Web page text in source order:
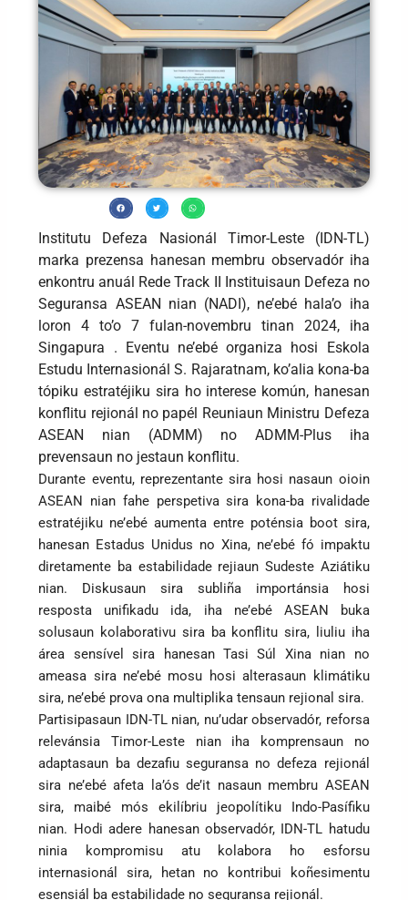
Institutu Defeza Nasionál Timor-Leste (IDN-TL)
marka prezensa hanesan membru observadór iha
enkontru anuál Rede Track II Instituisaun Defeza no
Seguransa ASEAN nian (NADI), ne’ebé hala’o iha
loron 4 to’o 7 fulan-novembru tinan 2024, iha
Singapura . Eventu ne’ebé organiza hosi Eskola
Estudu Internasionál S. Rajaratnam, ko’alia kona-ba
tópiku estratéjiku sira ho interese komún, hanesan
konflitu rejionál no papél Reuniaun Ministru Defeza
ASEAN nian (ADMM) no ADMM-Plus iha
prevensaun no jestaun konflitu.
Durante eventu, reprezentante sira hosi nasaun oioin
ASEAN nian fahe perspetiva sira kona-ba rivalidade
estratéjiku ne’ebé aumenta entre poténsia boot sira,
hanesan Estadus Unidus no Xina, ne’ebé fó impaktu
diretamente ba estabilidade rejiaun Sudeste Aziátiku
nian. Diskusaun sira subliña importánsia hosi
resposta unifikadu ida, iha ne’ebé ASEAN buka
solusaun kolaborativu sira ba konflitu sira, liuliu iha
área sensível sira hanesan Tasi Súl Xina nian no
ameasa sira ne’ebé mosu hosi alterasaun klimátiku
sira, ne’ebé prova ona multiplika tensaun rejional sira.
Partisipasaun IDN-TL nian, nu’udar observadór, reforsa
relevánsia Timor-Leste nian iha komprensaun no
adaptasaun ba dezafiu seguransa no defeza rejionál
sira ne’ebé afeta la’ós de’it nasaun membru ASEAN
sira, maibé mós ekilíbriu jeopolítiku Indo-Pasífiku
nian. Hodi adere hanesan observadór, IDN-TL hatudu
ninia kompromisu atu kolabora ho esforsu
internasionál sira, hetan no kontribui koñesimentu
esensiál ba estabilidade no seguransa rejionál.